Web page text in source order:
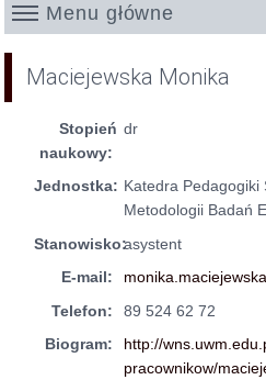
Menu główne
Maciejewska Monika
Stopień
naukowy:
dr
Jednostka: Katedra Pedagogiki
Metodologii Badań
Stanowisko:asystent
E-mail:
Telefon:
89 524 62 72
Biogram:
http://
pracownikow/